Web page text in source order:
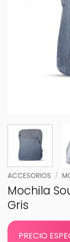
ACCESORIOS /
Mochila
Gris
PRECIO